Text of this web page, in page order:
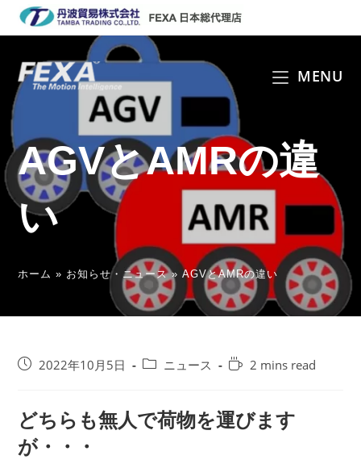
ッ
プ
MENU
AGVとAMRの違
い
ホーム » お知らせ・ニュース»AGVとAMRの違い
投
開
日:
2022年10月5日
投
テ
ゴ
ニュース
Reading2 mins read
どちらも無人で荷物を運びます
が・・・